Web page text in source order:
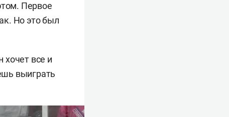
Первое
Но это был
все и
выиграть